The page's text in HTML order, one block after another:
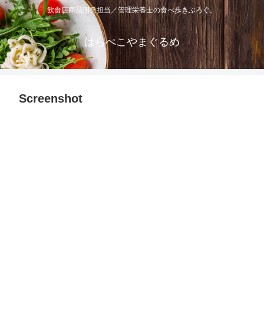
飲食店商品開発担当／管理栄養士の食べ歩きぶろぐ。
はらぺこやまぐるめ
Screenshot